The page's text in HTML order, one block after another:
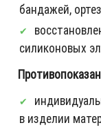
бандажей,
силиконовых
в изделии